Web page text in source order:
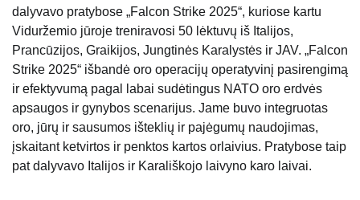
dalyvavo pratybose „Falcon Strike 2025“, kuriose kartu
Viduržemio jūroje treniravosi 50 lėktuvų iš Italijos,
Prancūzijos, Graikijos, Jungtinės Karalystės ir JAV. „Falcon
Strike 2025“ išbandė oro operacijų operatyvinį pasirengimą
ir efektyvumą pagal labai sudėtingus NATO oro erdvės
apsaugos ir gynybos scenarijus. Jame buvo integruotas
oro, jūrų ir sausumos išteklių ir pajėgumų naudojimas,
įskaitant ketvirtos ir penktos kartos orlaivius. Pratybose taip
pat dalyvavo Italijos ir Karališkojo laivyno karo laivai.